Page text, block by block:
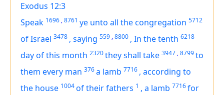
Exodus 12:3
Speak 1696 ,8761 ye unto all the congregation 5712
of Israel 3478 , saying 559 ,8800 , In the tenth 6218
dayof this month 2320they shall take 3947 ,8799to
them every man 376a lamb 7716 , according to
the house 1004oftheirfathers 1 , a lamb 7716for